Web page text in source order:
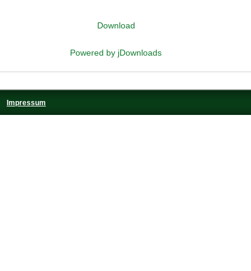
Download
Powered by jDownloads
Impressum